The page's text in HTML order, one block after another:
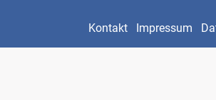
Kontakt Impressum